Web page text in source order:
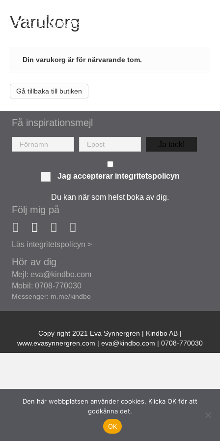
EvaSynnergren
Varukorg
Din varukorg är för närvarande tom.
Gå tillbaka till butiken
Få inspirationsmejl
Ja tack!
Jag accepterar integritetspolicyn
Du kan när som helst boka av dig.
Följ mig på
Läs integritetspolicyn >
Hör av dig
Mejl: eva@kindbo.com
Mobil: 0708-770030
Messenger: m.me/kindbo
Copy right 2021 Eva Synnergren | Kindbo AB |
www.evasynnergren.com | eva@kindbo.com | 0708-770030
Den här webbplatsen använder cookies. Klicka OK för att
godkänna det.
OK